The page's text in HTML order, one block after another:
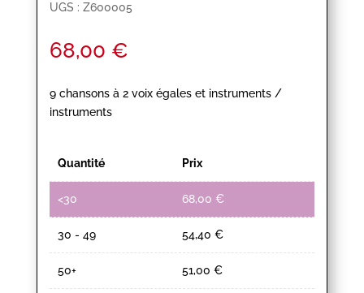
UGS : Z600005
68,00 €
9 chansons à 2 voix égales et instruments /
instruments
Quantité Prix
<30 68,00 €
30 - 49 54,40 €
50+ 51,00 €